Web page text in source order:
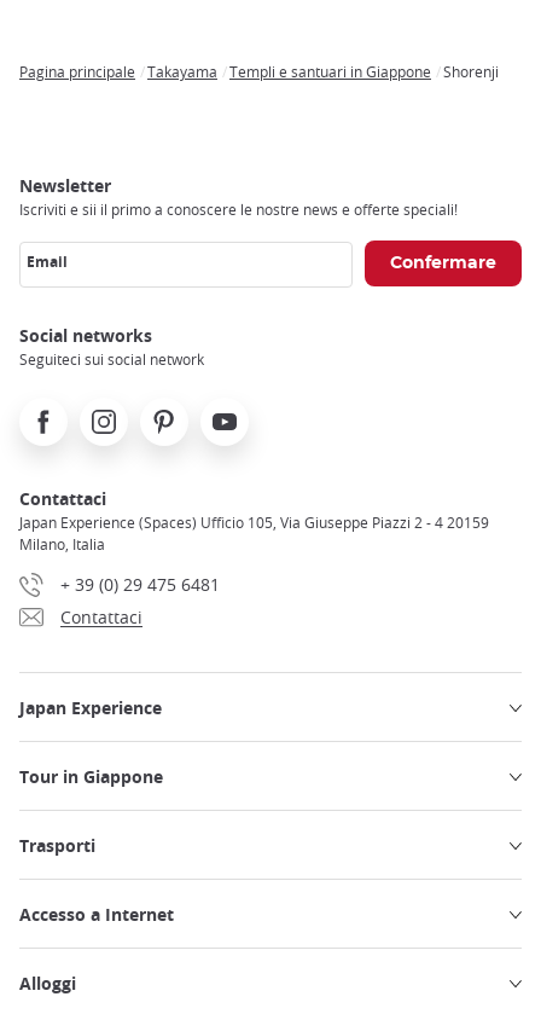
Pagina principale Takayama Templi e santuari in Giappone Shorenji
Newsletter
Iscriviti e sii il primo a conoscere le nostre news e offerte speciali!
Email
Social networks
Seguiteci sui social network
FacebookInstagramPinterest Youtube
Contattaci
Japan Experience (Spaces) Ufficio 105, Via Giuseppe Piazzi 2 - 4 20159
Milano, Italia
+ 39 (0) 29 475 6481
Contattaci
Japan Experience
Tour in Giappone
Trasporti
Accesso a Internet
Alloggi